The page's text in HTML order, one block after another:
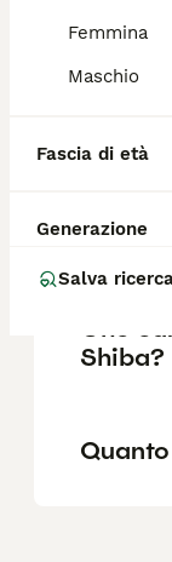
Femmina
Maschio
Fascia di età
Generazione
Salva
Perché
Che
Shiba?